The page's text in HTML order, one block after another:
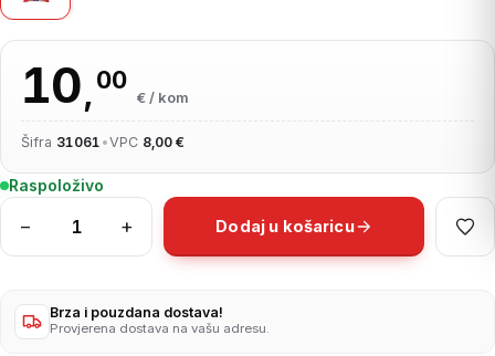
10,00
€ / kom
Šifra 31061 •VPC 8,00 €
Raspoloživo
−
Tjestenina
fusilli
količina
+ Dodaj u košaricu
Brza i pouzdana dostava!
Provjerena dostava na vašu adresu.